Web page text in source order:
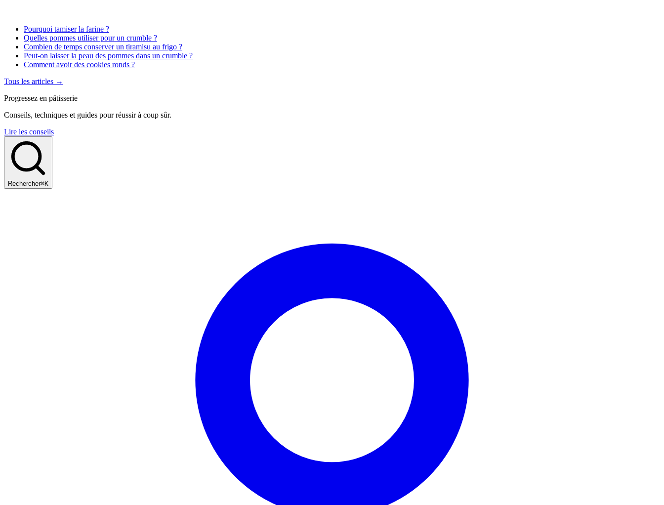
Pourquoi tamiser la farine ?
Quelles pommes utiliser pour un crumble ?
Combien de temps conserver un tiramisu au frigo ?
Peut-on laisser la peau des pommes dans un crumble ?
Comment avoir des cookies ronds ?
Tous les articles →
Progressez en pâtisserie
Conseils, techniques et guides pour réussir à coup sûr.
Lire les conseils
Rechercher⌘K